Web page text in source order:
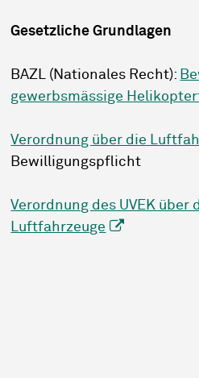
Gesetzliche Grundlagen
BAZL (Nationales Recht):
gewerbsmässige
Verordnung über die
Bewilligungspflicht
Verordnung des UVEK über
Luftfahrzeuge